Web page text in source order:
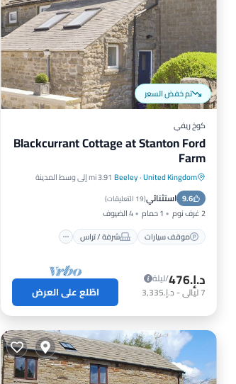
تم خفض السعر
كوخ ريفي
Blackcurrant Cottage at Stanton Ford
Farm
United Kingdom
·
Beeley 3.91 mi إلى وسط المدينة
9.6 استثنائي(19 التعليقات )
2 غرف نوم 1 حمام
4 الضيوف
موقف سيارات
شرفة / تراس
موقف سيارات
شرفة / تراس
مطبخ
إنترنت
د.إ.‏476
/ليلة
7ليالي- د.إ.‏3,335 اطّلع على العرض